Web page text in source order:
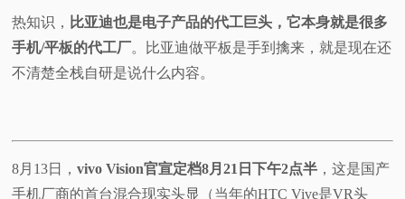
热知识， 比亚迪也是电子产品的代工巨头，它本身就是很多
手机/平板的代工厂。比亚迪做平板是手到擒来，就是现在还
不清楚全栈自研是说什么内容。
8月13日，vivo Vision官宣定档8月21日下午2点半 ，这是国产
手机厂商的首台混合现实头显（当年的HTC Vive是VR头